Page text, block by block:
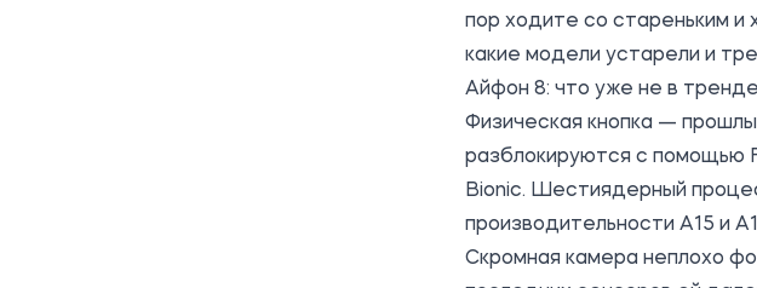
пор ходите со стареньким и
какие модели устарели и
Айфон 8: что уже не в тренде
Физическая кнопка —
разблокируются с помощью
Bionic. Шестиядерный
производительности A15 и
Скромная камера неплохо